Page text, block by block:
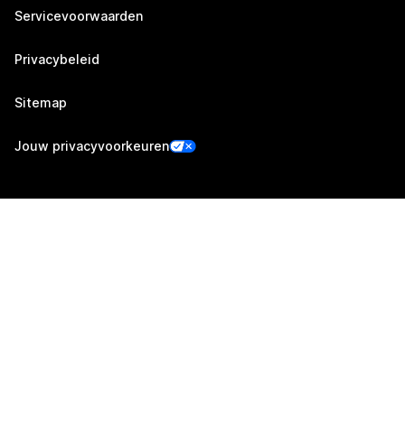
Servicevoorwaarden
Privacybeleid
Sitemap
Jouw privacyvoorkeuren